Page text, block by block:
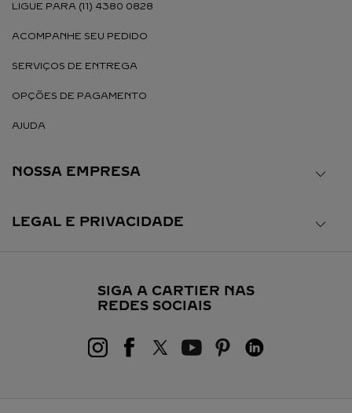
LIGUE PARA (11) 4380 0828
ACOMPANHE SEU PEDIDO
SERVIÇOS DE ENTREGA
OPÇÕES DE PAGAMENTO
AJUDA
NOSSA EMPRESA
LEGAL E PRIVACIDADE
SIGA A CARTIER NAS
REDES SOCIAIS